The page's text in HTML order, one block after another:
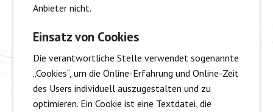
Anbieter nicht.
Einsatz von Cookies
Die verantwortliche Stelle verwendet sogenannte
„Cookies“, um die Online-Erfahrung und Online-Zeit
des Users individuell auszugestalten und zu
optimieren. Ein Cookie ist eine Textdatei, die